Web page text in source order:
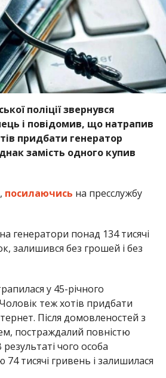
поліції звернувся
і повідомив, що натрапив
придбати генератор
замість одного купив
, посилаючись на пресслужбу
генератори понад 134 тисячі
залишився без грошей і без
у 45-річного
теж хотів придбати
Після домовленостей з
постраждалий повністю
чого особа
тисячі гривень і залишилася